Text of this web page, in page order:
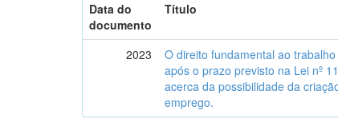
Data do
documento
Título
2023
O direito fundamental ao
após o prazo previsto na Lei nº
acerca da possibilidade da
emprego.